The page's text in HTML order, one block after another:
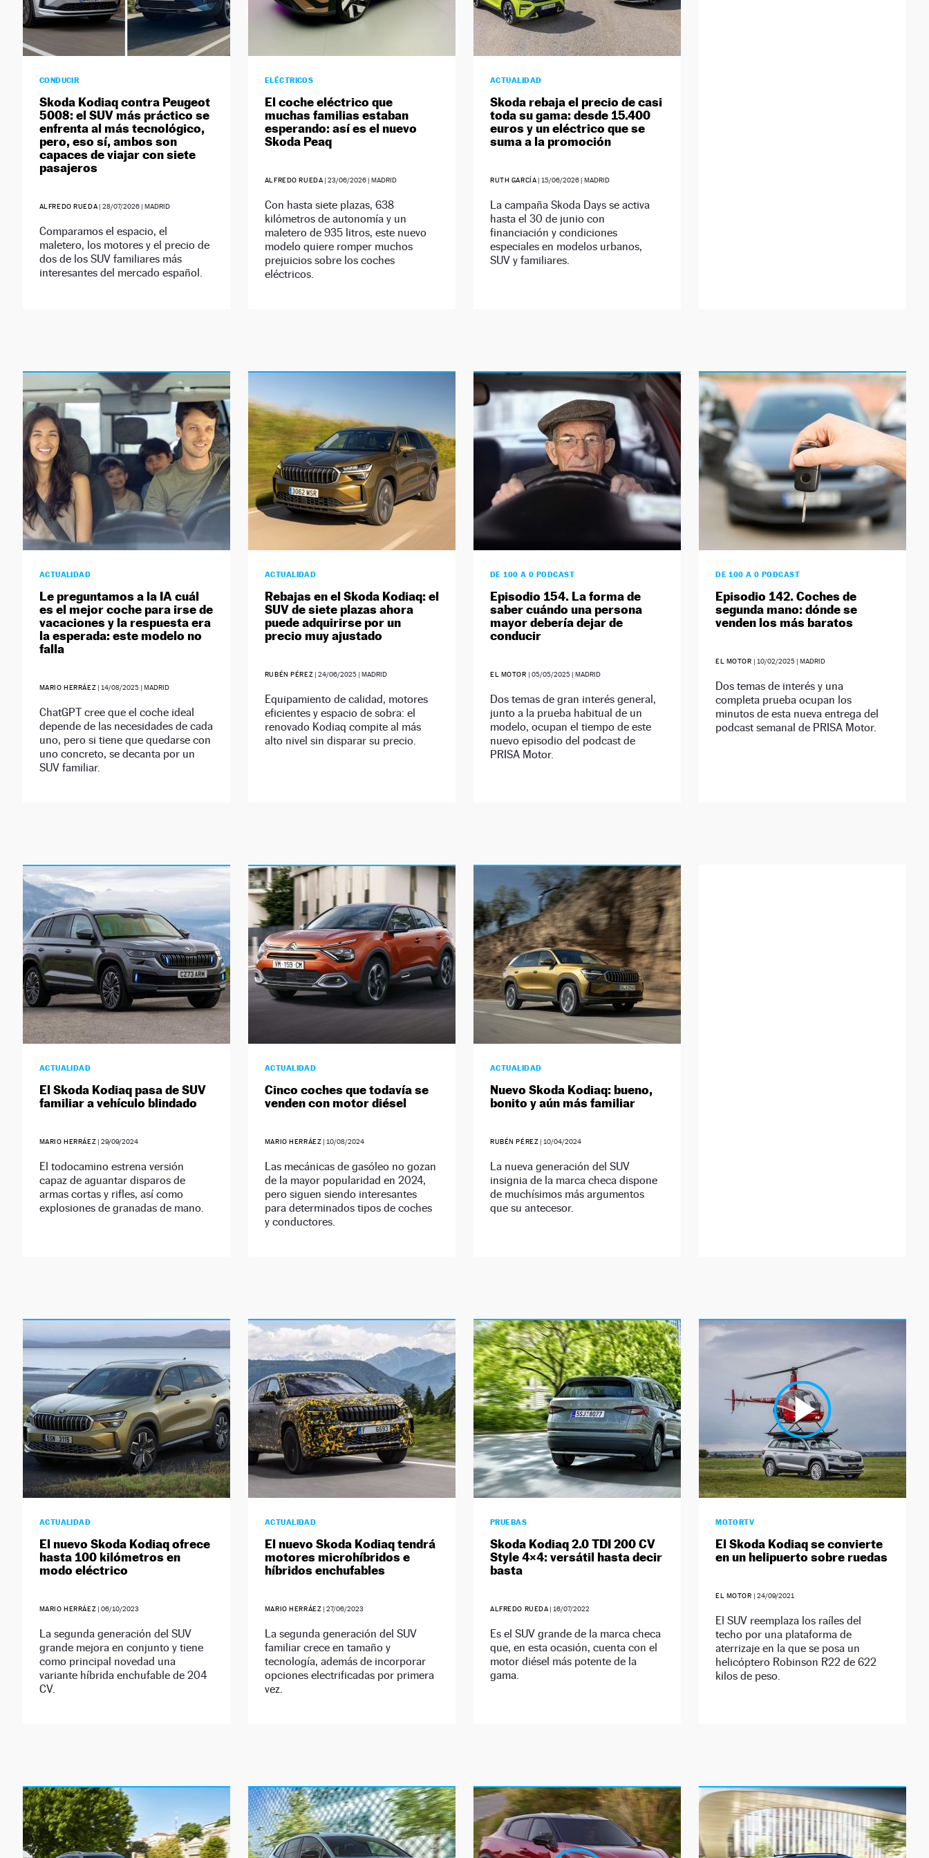
CONDUCIR
Skoda Kodiaq contra Peugeot
5008: el SUV más práctico se
enfrenta al más tecnológico,
pero, eso sí, ambos son
capaces de viajar con siete
pasajeros
ALFREDO RUEDA |28/07/2026 | MADRID
Comparamos el espacio, el
maletero, los motores y el precio de
dos de los SUV familiares más
interesantes del mercado español.
ELÉCTRICOS
El coche eléctrico que
muchas familias estaban
esperando: así es el nuevo
Skoda Peaq
ALFREDO RUEDA |23/06/2026 | MADRID
Con hasta siete plazas, 638
kilómetros de autonomía y un
maletero de 935 litros, este nuevo
modelo quiere romper muchos
prejuicios sobre los coches
eléctricos.
ACTUALIDAD
Skoda rebaja el precio de casi
toda su gama: desde 15.400
euros y un eléctrico que se
suma a la promoción
RUTH GARCÍA | 15/06/2026 | MADRID
La campaña Skoda Days se activa
hasta el 30 de junio con
financiación y condiciones
especiales en modelos urbanos,
SUV y familiares.
ACTUALIDAD
Le preguntamos a la IA cuál
es el mejor coche para irse de
vacaciones y la respuesta era
la esperada: este modelo no
falla
MARIO HERRÁEZ | 14/08/2025 | MADRID
ChatGPT cree que el coche ideal
depende de las necesidades de cada
uno, pero si tiene que quedarse con
uno concreto, se decanta por un
SUV familiar.
ACTUALIDAD
Rebajas en el Skoda Kodiaq: el
SUV de siete plazas ahora
puede adquirirse por un
precio muy ajustado
RUBÉN PÉREZ |24/06/2025 | MADRID
Equipamiento de calidad, motores
eficientes y espacio de sobra: el
renovado Kodiaq compite al más
alto nivel sin disparar su precio.
DE 100 A 0 PODCAST
Episodio 154. La forma de
saber cuándo una persona
mayor debería dejar de
conducir
EL MOTOR | 05/05/2025| MADRID
Dos temas de gran interés general,
junto a la prueba habitual de un
modelo, ocupan el tiempo de este
nuevo episodio del podcast de
PRISA Motor.
DE 100 A 0 PODCAST
Episodio 142. Coches de
segunda mano: dónde se
venden los más baratos
EL MOTOR | 10/02/2025| MADRID
Dos temas de interés y una
completa prueba ocupan los
minutos de esta nueva entrega del
podcast semanal de PRISA Motor.
ACTUALIDAD
El Skoda Kodiaq pasa de SUV
familiar a vehículo blindado
MARIO HERRÁEZ |29/09/2024
El todocamino estrena versión
capaz de aguantar disparos de
armas cortas y rifles, así como
explosiones de granadas de mano.
ACTUALIDAD
Cinco coches que todavía se
venden con motor diésel
MARIO HERRÁEZ | 10/08/2024
Las mecánicas de gasóleo no gozan
de la mayor popularidad en 2024,
pero siguen siendo interesantes
para determinados tipos de coches
y conductores.
ACTUALIDAD
Nuevo Skoda Kodiaq: bueno,
bonito y aún más familiar
RUBÉN PÉREZ | 10/04/2024
La nueva generación del SUV
insignia de la marca checa dispone
de muchísimos más argumentos
que su antecesor.
ACTUALIDAD
El nuevo Skoda Kodiaq ofrece
hasta 100 kilómetros en
modo eléctrico
MARIO HERRÁEZ |06/10/2023
La segunda generación del SUV
grande mejora en conjunto y tiene
como principal novedad una
variante híbrida enchufable de 204
CV.
ACTUALIDAD
El nuevo Skoda Kodiaq tendrá
motores microhíbridos e
híbridos enchufables
MARIO HERRÁEZ |27/06/2023
La segunda generación del SUV
familiar crece en tamaño y
tecnología, además de incorporar
opciones electrificadas por primera
vez.
PRUEBAS
Skoda Kodiaq 2.0 TDI 200 CV
Style 4×4: versátil hasta decir
basta
ALFREDO RUEDA | 16/07/2022
Es el SUV grande de la marca checa
que, en esta ocasión, cuenta con el
motor diésel más potente de la
gama.
MOTORTV
El Skoda Kodiaq se convierte
en un helipuerto sobre ruedas
EL MOTOR | 24/09/2021
El SUV reemplaza los raíles del
techo por una plataforma de
aterrizaje en la que se posa un
helicóptero Robinson R22 de 622
kilos de peso.